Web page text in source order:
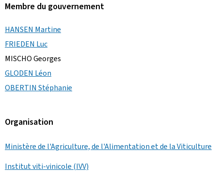
Membre du gouvernement
HANSEN Martine
FRIEDEN Luc
MISCHO Georges
GLODEN Léon
OBERTIN Stéphanie
Organisation
Ministère de l'Agriculture, de l'Alimentation et de la Viticulture
Institut viti-vinicole (IVV)